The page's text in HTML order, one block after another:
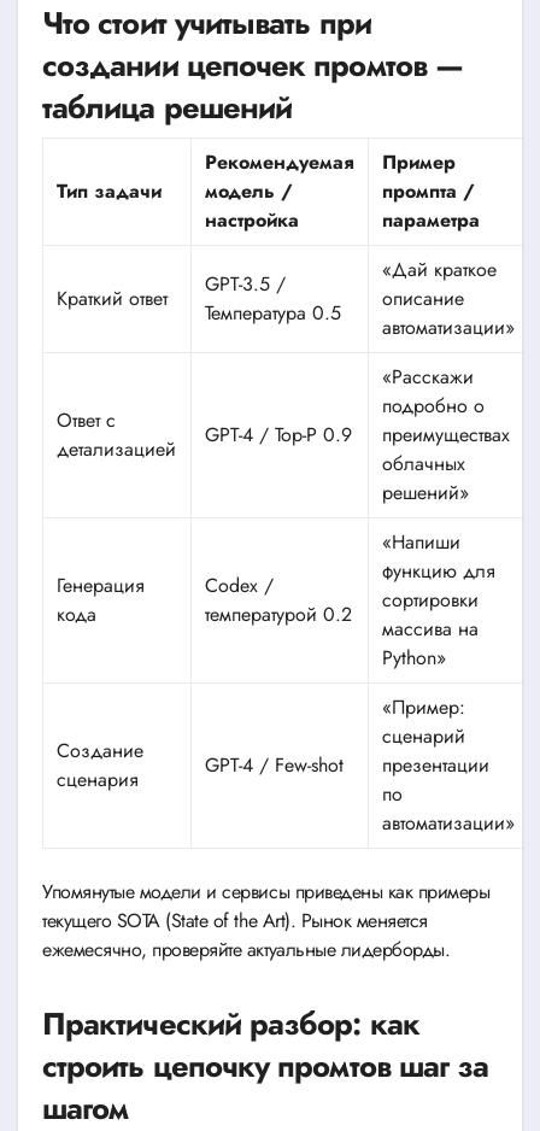
Что стоит учитывать при
создании цепочек промтов —
таблица решений
Тип задачи
Рекомендуемая
модель /
настройка
Пример
промпта /
параметра
Краткий ответ
GPT-3.5 /
Температура 0.5
«Дай краткое
описание
автоматизации»
Ответ с
детализацией
GPT-4 / Top-P 0.9
«Расскажи
подробно о
преимуществах
облачных
решений»
Генерация
кода
Codex /
температурой 0.2
«Напиши
функцию для
сортировки
массива на
Python»
Создание
сценария
GPT-4 / Few-shot
«Пример:
сценарий
презентации
по
автоматизации»
Упомянутые модели и сервисы приведены как примеры
текущего SOTA (State of the Art). Рынок меняется
ежемесячно, проверяйте актуальные лидерборды.
Практический разбор: как
строить цепочку промтов шаг за
шагом